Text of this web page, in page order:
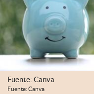
Fuente: Canva
Fuente: Canva